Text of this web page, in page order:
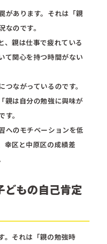
があります。それは「親
なのです。
、親は仕事で疲れている
て関心を持つ時間がない
つながっているのです。
親は自分の勉強に興味が
す。
へのモチベーションを低
幸区と中原区の成績差
どもの自己肯定
。それは「親の勉強時